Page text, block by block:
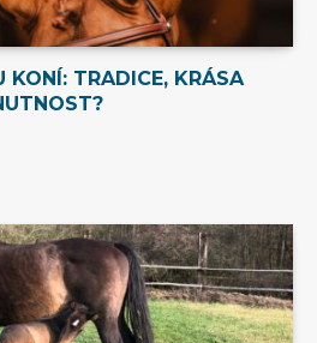
KONÍ: TRADICE, KRÁSA